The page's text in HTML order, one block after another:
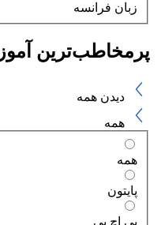
زبان فرانسه
پرمخاطب‌ترین
دیدن همه
همه
همه
پایتون
پی اچ پی